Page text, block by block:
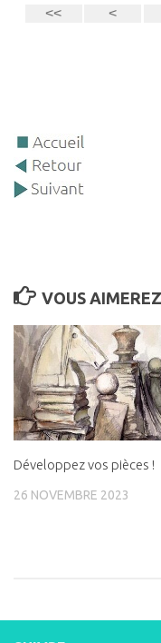
VOUS
Développez vos pièces !
26 NOVEMBRE 2023